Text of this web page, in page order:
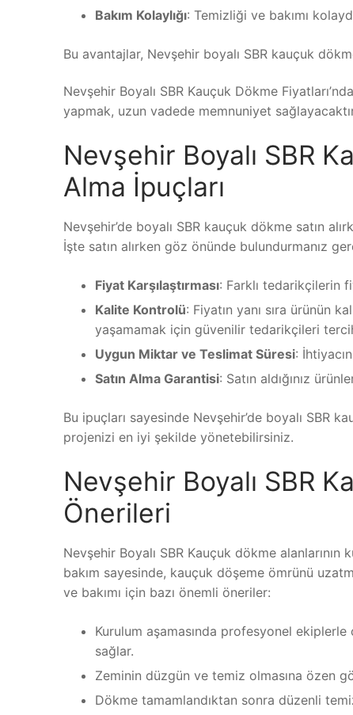
Bakım Kolaylığı: Temizliği ve bakımı
Bu avantajlar, Nevşehir boyalı SBR kauçuk
Nevşehir Boyalı SBR Kauçuk Dökme
yapmak, uzun vadede memnuniyet
Nevşehir Boyalı SBR
Alma İpuçları
Nevşehir’de boyalı SBR kauçuk dökme satın
İşte satın alırken göz önünde bulundurmanız
Fiyat Karşılaştırması: Farklı tedarikçilerin
Kalite Kontrolü: Fiyatın yanı sıra ürünün
yaşamamak için güvenilir tedarikçileri
Uygun Miktar ve Teslimat Süresi:
Satın Alma Garantisi: Satın aldığınız
Bu ipuçları sayesinde Nevşehir’de boyalı SBR
projenizi en iyi şekilde yönetebilirsiniz.
Nevşehir Boyalı SBR
Önerileri
Nevşehir Boyalı SBR Kauçuk dökme
bakım sayesinde, kauçuk döşeme ömrünü
ve bakımı için bazı önemli öneriler:
Kurulum aşamasında profesyonel
sağlar.
Zeminin düzgün ve temiz olmasına özen
Dökme tamamlandıktan sonra düzenli